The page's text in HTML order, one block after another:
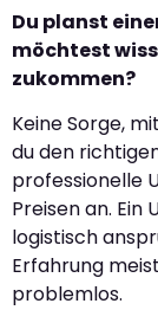
Du planst
möchtest
zukommen?
Keine Sorge,
du den
professionelle
Preisen an. Ein
logistisch
Erfahrung
problemlos.